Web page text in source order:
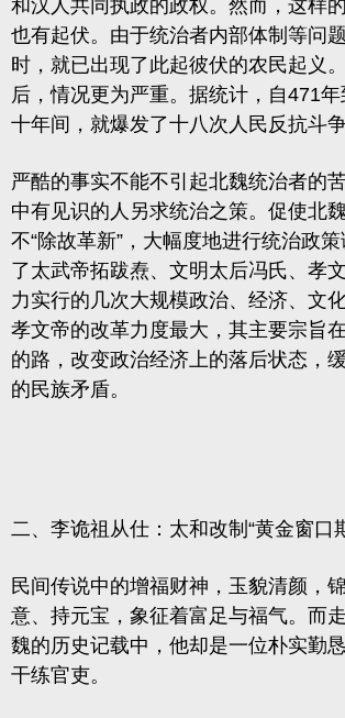
和汉人共同执政的政权。然而，这样
也有起伏。由于统治者内部体制等问
时，就已出现了此起彼伏的农民起义
后，情况更为严重。据统计，自471
十年间，就爆发了十八次人民反抗斗争
严酷的事实不能不引起北魏统治者的
中有见识的人另求统治之策。促使北
不“除故革新”，大幅度地进行统治政
了太武帝拓跋焘、文明太后冯氏、孝
力实行的几次大规模政治、经济、文
孝文帝的改革力度最大，其主要宗旨
的路，改变政治经济上的落后状态，
的民族矛盾。
二、李诡祖从仕： 太和改制 “黄金窗口
民间传说中的增福财神，玉貌清颜，
意、持元宝，象征着富足与福气。而
魏的历史记载中，他却是一位朴实勤
干练官吏。